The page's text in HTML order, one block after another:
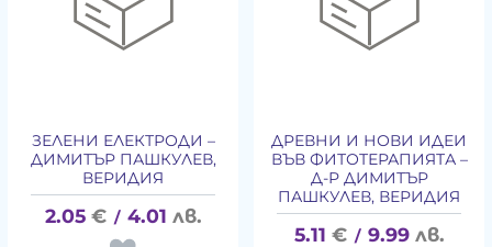
ЗЕЛЕНИ ЕЛЕКТРОДИ –
ДИМИТЪР ПАШКУЛЕВ,
ВЕРИДИЯ
2.05 € / 4.01 лв.
ДРЕВНИ И НОВИ ИДЕИ
ВЪВ ФИТОТЕРАПИЯТА –
Д-Р ДИМИТЪР
ПАШКУЛЕВ, ВЕРИДИЯ
5.11 € / 9.99 лв.